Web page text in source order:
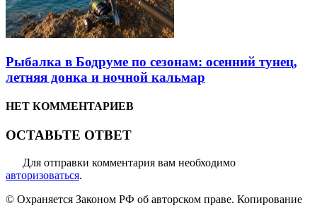
Рыбалка в Бодруме по сезонам: осенний тунец,
летняя донка и ночной кальмар
НЕТ КОММЕНТАРИЕВ
ОСТАВЬТЕ ОТВЕТ
Для отправки комментария вам необходимо
авторизоваться.
© Охраняется Законом РФ об авторском праве. Копирование